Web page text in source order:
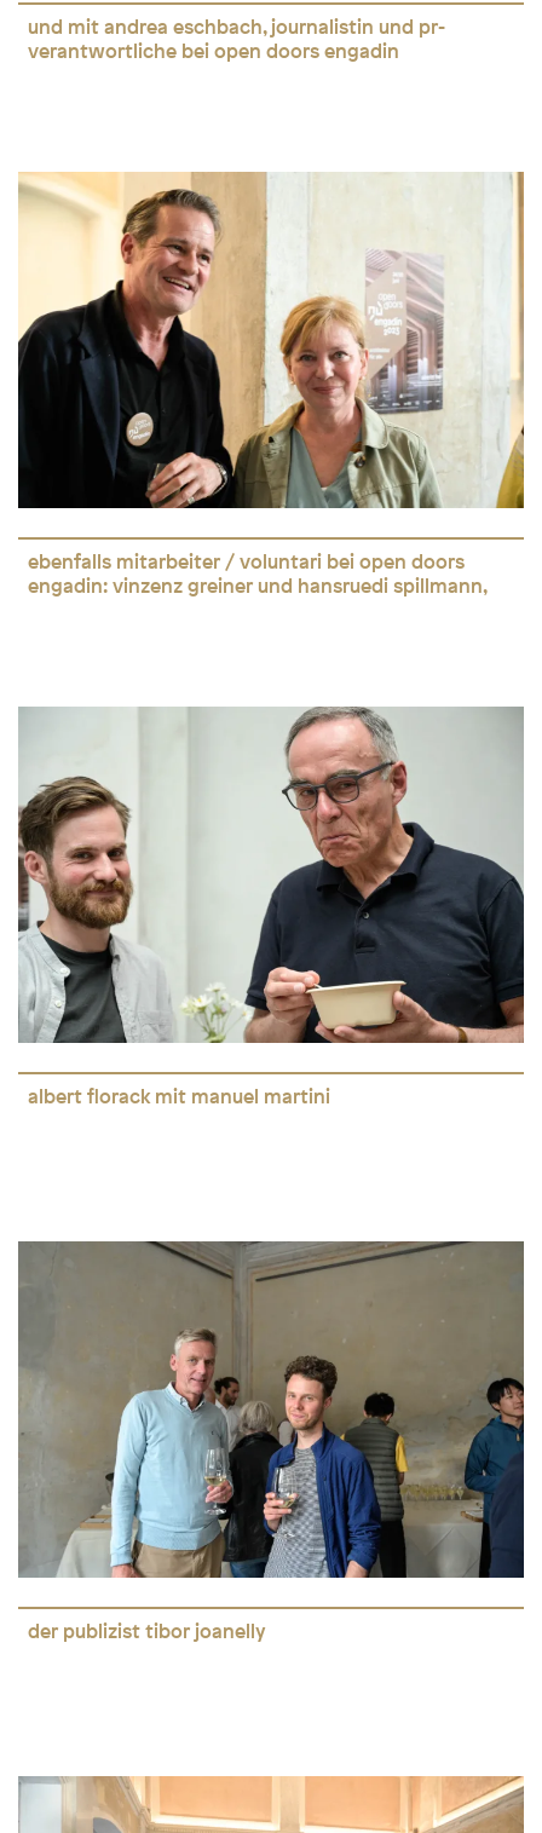
und mit andrea eschbach, journalistin und pr-
verantwortliche bei open doors engadin
ebenfalls mitarbeiter / voluntari bei open doors
engadin: vinzenz greiner und hansruedi spillmann,
albert florack mit manuel martini
der publizist tibor joanelly